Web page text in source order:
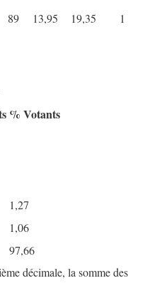
89 13,95 19,35 1
% Votants
1,27
1,06
97,66
décimale, la somme des